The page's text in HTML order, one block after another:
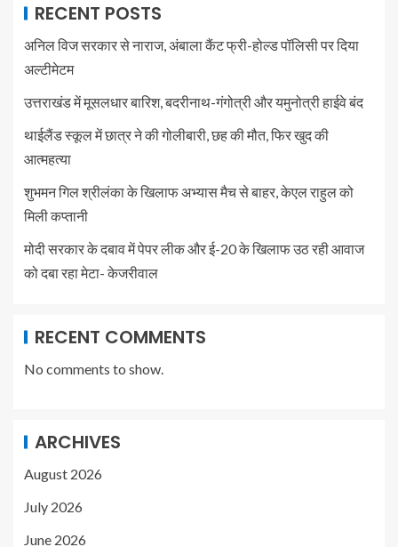
RECENT POSTS
अनिल विज सरकार से नाराज, अंबाला कैंट फ्री-होल्ड पॉलिसी पर दिया
अल्टीमेटम
उत्तराखंड में मूसलधार बारिश, बदरीनाथ-गंगोत्री और यमुनोत्री हाईवे बंद
थाईलैंड स्कूल में छात्र ने की गोलीबारी, छह की मौत, फिर खुद की
आत्महत्या
शुभमन गिल श्रीलंका के खिलाफ अभ्यास मैच से बाहर, केएल राहुल को
मिली कप्तानी
मोदी सरकार के दबाव में पेपर लीक और ई-20 के खिलाफ उठ रही आवाज
को दबा रहा मेटा- केजरीवाल
RECENT COMMENTS
No comments to show.
ARCHIVES
August 2026
July 2026
June 2026